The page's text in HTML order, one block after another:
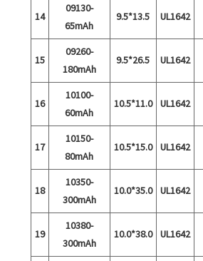
14
09130-
65mAh
9.5*13.5 UL1642
15
09260-
180mAh
9.5*26.5 UL1642
16
10100-
60mAh
10.5*11.0 UL1642
17
10150-
80mAh
10.5*15.0 UL1642
18
10350-
300mAh
10.0*35.0 UL1642
19
10380-
300mAh
10.0*38.0 UL1642